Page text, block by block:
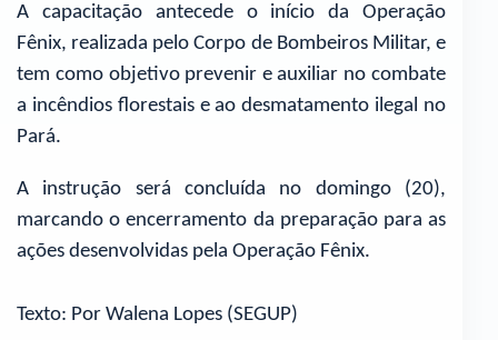
A capacitação antecede o início da Operação
Fênix, realizada pelo Corpo de Bombeiros Militar, e
tem como objetivo prevenir e auxiliar no combate
a incêndios florestais e ao desmatamento ilegal no
Pará.
A instrução será concluída no domingo (20),
marcando o encerramento da preparação para as
ações desenvolvidas pela Operação Fênix.
Texto: Por Walena Lopes (SEGUP)